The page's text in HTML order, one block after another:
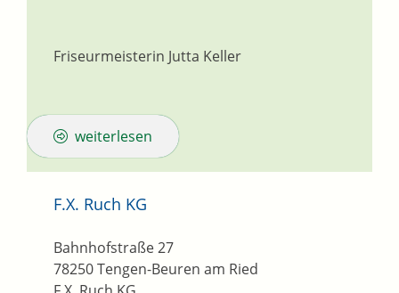
Friseurmeisterin Jutta Keller
weiterlesen
F.X. Ruch KG
Bahnhofstraße 27
78250Tengen-Beuren am Ried